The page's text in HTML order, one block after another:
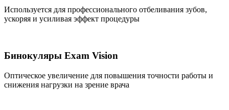
Используется для профессионального отбеливания зубов,
ускоряя и усиливая эффект процедуры
Бинокуляры Exam Vision
Оптическое увеличение для повышения точности работы и
снижения нагрузки на зрение врача